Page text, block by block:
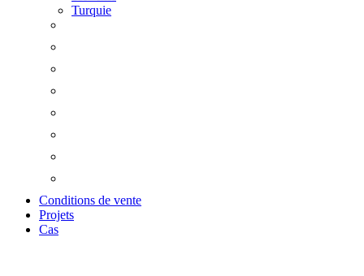
Turquie
Conditions de vente
Projets
Cas